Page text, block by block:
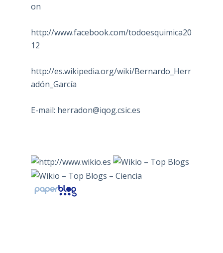
on
http://www.facebook.com/todoesquimica20
12
http://es.wikipedia.org/wiki/Bernardo_Herr
adón_García
E-mail: herradon@iqog.csic.es